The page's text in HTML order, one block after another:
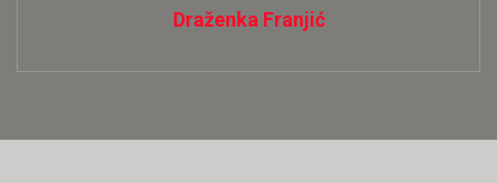
Draženka Franjić